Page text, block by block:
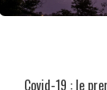
Covid-19 : le